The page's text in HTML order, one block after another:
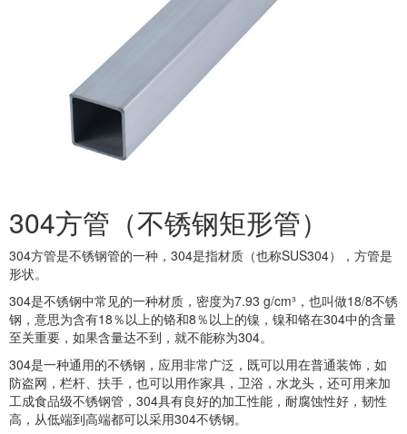
304方管（不锈钢矩形管）
304方管是不锈钢管的一种，304是指材质（也称SUS304），方管是
形状。
304是不锈钢中常见的一种材质，密度为7.93 g/cm³，也叫做18/8不锈
钢，意思为含有18％以上的铬和8％以上的镍，镍和铬在304中的含量
至关重要，如果含量达不到，就不能称为304。
304是一种通用的不锈钢，应用非常广泛，既可以用在普通装饰，如
防盗网，栏杆、扶手，也可以用作家具，卫浴，水龙头，还可用来加
工成食品级不锈钢管，304具有良好的加工性能，耐腐蚀性好，韧性
高，从低端到高端都可以采用304不锈钢。